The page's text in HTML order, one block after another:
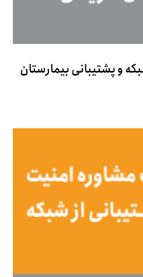
و پشتیبانی بیمارستان